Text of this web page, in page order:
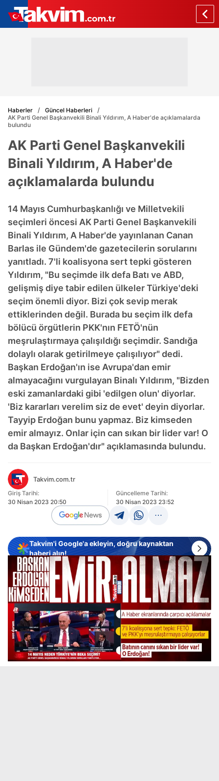
Haberler
Güncel Haberleri
AK Parti Genel Başkanvekili Binali Yıldırım, A Haber'de açıklamalarda
bulundu
AK Parti Genel Başkanvekili
Binali Yıldırım, A Haber'de
açıklamalarda bulundu
14 Mayıs Cumhurbaşkanlığı ve Milletvekili
seçimleri öncesi AK Parti Genel Başkanvekili
Binali Yıldırım, A Haber'de yayınlanan Canan
Barlas ile Gündem'de gazetecilerin sorularını
yanıtladı. 7'li koalisyona sert tepki gösteren
Yıldırım, "Bu seçimde ilk defa Batı ve ABD,
gelişmiş diye tabir edilen ülkeler Türkiye'deki
seçim önemli diyor. Bizi çok sevip merak
ettiklerinden değil. Burada bu seçim ilk defa
bölücü örgütlerin PKK'nın FETÖ'nün
meşrulaştırmaya çalışıldığı seçimdir. Sandığa
dolaylı olarak getirilmeye çalışılıyor" dedi.
Başkan Erdoğan'ın ise Avrupa'dan emir
almayacağını vurgulayan Binalı Yıldırım, "Bizden
eski zamanlardaki gibi 'edilgen olun' diyorlar.
'Biz kararları verelim siz de evet' deyin diyorlar.
Tayyip Erdoğan bunu yapmaz. Biz kimseden
emir almayız. Onlar için can sıkan bir lider var! O
da Başkan Erdoğan'dır" açıklamasında bulundu.
Takvim.com.tr
Giriş Tarihi:
30 Nisan 2023 20:50
Güncelleme Tarihi:
30 Nisan 2023 23:52
Takvim'i Google'a ekleyin, doğru kaynaktan
haberi alın!